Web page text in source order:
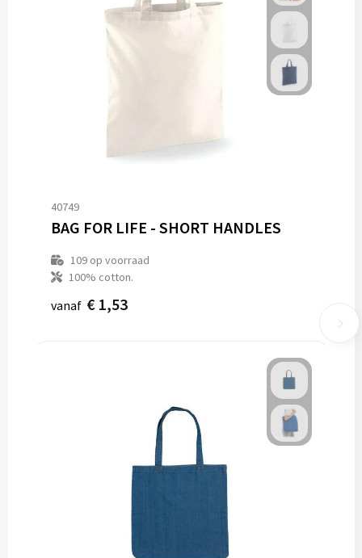
40749
BAG FOR LIFE - SHORT HANDLES
109op voorraad
100% cotton.
vanaf € 1,53